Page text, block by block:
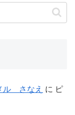
ル さなえ に ピ